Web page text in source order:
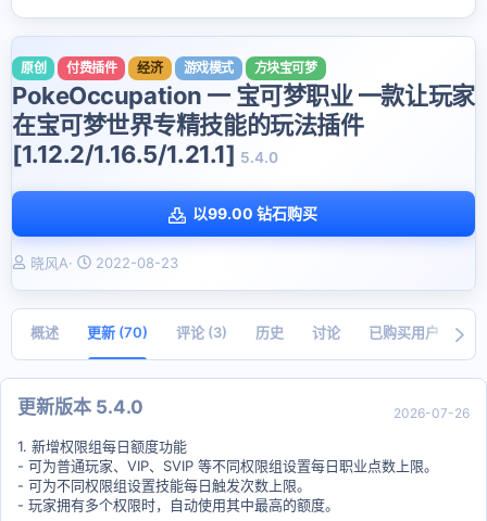
原创 付费插件 经济 游戏模式 方块宝可梦
PokeOccupation 一 宝可梦职业 一款让玩家
在宝可梦世界专精技能的玩法插件
[1.12.2/1.16.5/1.21.1] 5.4.0
以99.00 钻石购买
作
晓风A
创
2022-08-23
概述 更新 (70) 评论 (3) 历史 讨论 已购买用户
更新版本 5.4.0 2026-07-26
1. 新增权限组每日额度功能
- 可为普通玩家、VIP、SVIP 等不同权限组设置每日职业点数上限。
- 可为不同权限组设置技能每日触发次数上限。
- 玩家拥有多个权限时，自动使用其中最高的额度。